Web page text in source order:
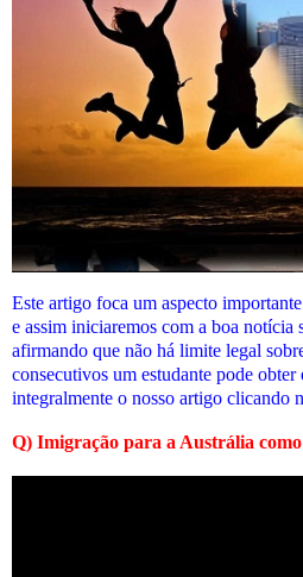
Este artigo foca um aspecto
e assim iniciaremos com a boa notícia
afirmando que não há limite legal
consecutivos um estudante pode
integralmente o nosso artigo clicando
Q) Imigração para a Austrália